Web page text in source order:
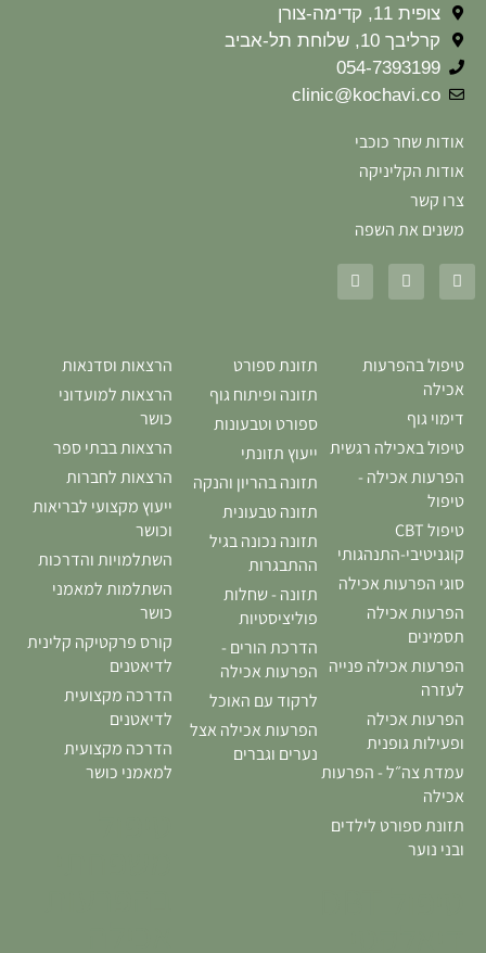
צופית 11, קדימה-צורן
קרליבך 10, שלוחת תל-אביב
054-7393199
clinic@kochavi.co
אודות שחר כוכבי
אודות הקליניקה
צרו קשר
משנים את השפה
טיפול בהפרעות
אכילה
דימוי גוף
טיפול באכילה רגשית
הפרעות אכילה -
טיפול
טיפול CBT
קוגניטיבי-התנהגותי
סוגי הפרעות אכילה
הפרעות אכילה
תסמינים
הפרעות אכילה פנייה
לעזרה
הפרעות אכילה
ופעילות גופנית
עמדת צה״ל - הפרעות
אכילה
תזונת ספורט לילדים
ובני נוער
תזונת ספורט
תזונה ופיתוח גוף
ספורט וטבעונות
ייעוץ תזונתי
תזונה בהריון והנקה
תזונה טבעונית
תזונה נכונה בגיל
ההתבגרות
תזונה - שחלות
פוליציסטיות
הדרכת הורים -
הפרעות אכילה
לרקוד עם האוכל
הפרעות אכילה אצל
נערים וגברים
הרצאות וסדנאות
הרצאות למועדוני
כושר
הרצאות בבתי ספר
הרצאות לחברות
ייעוץ מקצועי לבריאות
וכושר
השתלמויות והדרכות
השתלמות למאמני
כושר
קורס פרקטיקה קלינית
לדיאטנים
הדרכה מקצועית
לדיאטנים
הדרכה מקצועית
למאמני כושר